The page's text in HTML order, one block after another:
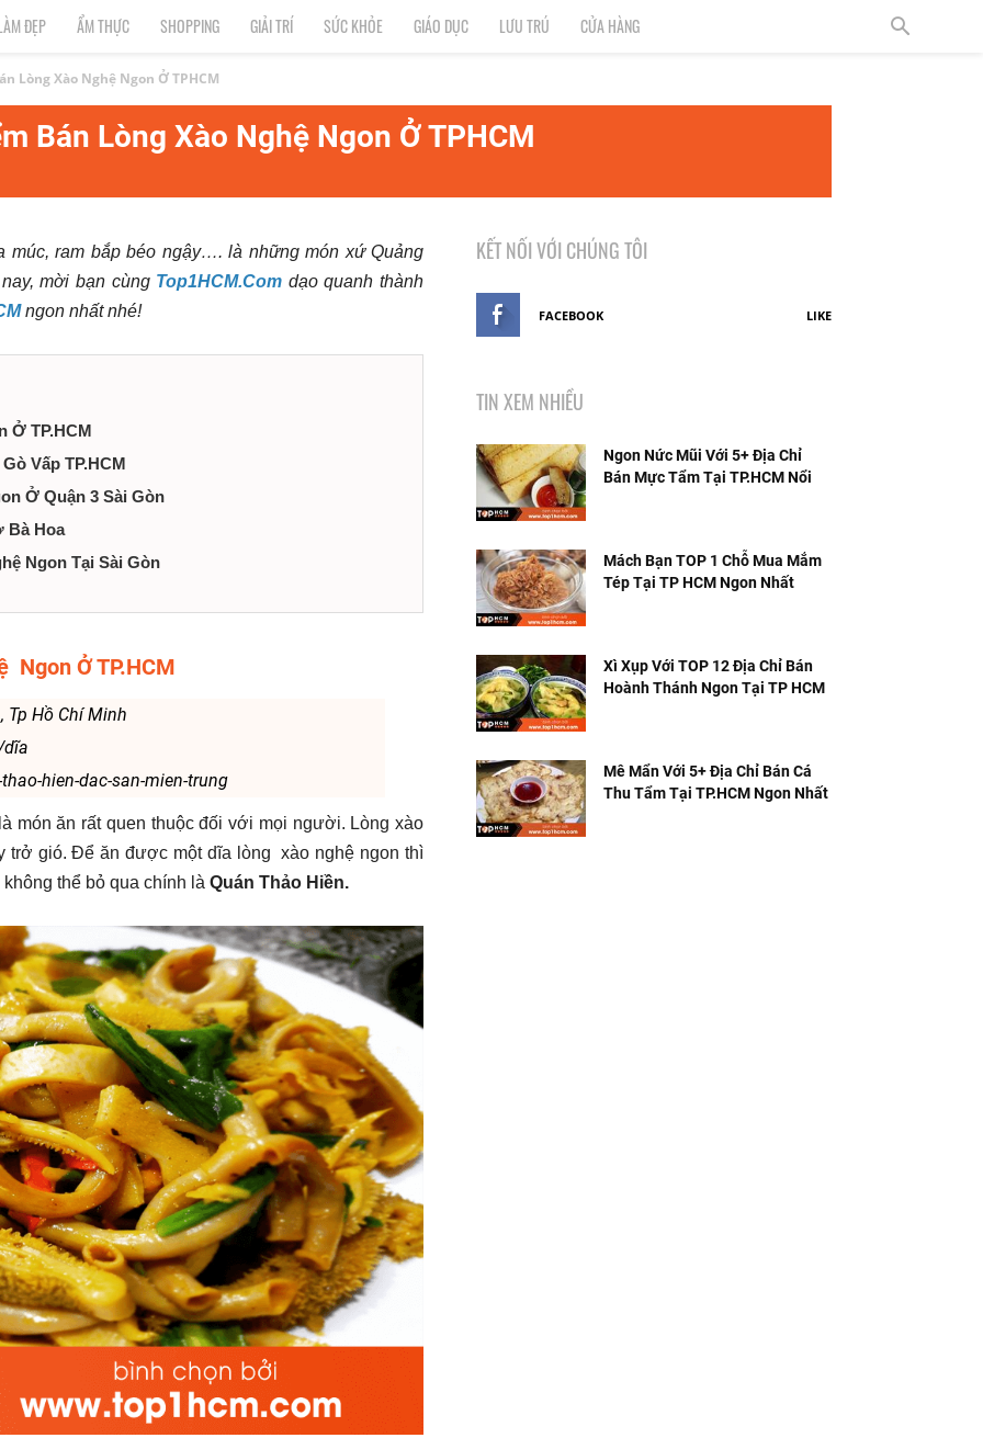
ĐẸP ẨM THỰC SHOPPING GIẢI TRÍ SỨC KHỎE GIÁO DỤC LƯU TRÚ CỬA HÀNG
Lòng Xào Nghệ Ngon Ở TPHCM
Bán Lòng Xào Nghệ Ngon Ở TPHCM
múc, ram bắp béo ngậy…. là những món xứ Quảng
mời bạn cùng Top1HCM.Com dạo quanh thành
ngon nhất nhé!
Ở TP.HCM
Vấp TP.HCM
Ở Quận 3 Sài Gòn
Bà Hoa
Ngon Tại Sài Gòn
Ngon Ở TP.HCM
Tp Hồ Chí Minh
dĩa
hien-dac-san-mien-trung
món ăn rất quen thuộc đối với mọi người. Lòng xào
trở gió. Để ăn được một dĩa lòng xào nghệ ngon thì
thể bỏ qua chính là Quán Thảo Hiền.
KẾT NỐI VỚI CHÚNG TÔI
FACEBOOK LIKE
TIN XEM NHIỀU
Ngon Nức Mũi Với 5+ Địa Chỉ
Bán Mực Tẩm Tại TP.HCM Nổi
Mách Bạn TOP 1 Chỗ Mua Mắm
Tép Tại TP HCM Ngon Nhất
Xì Xụp Với TOP 12 Địa Chỉ Bán
Hoành Thánh Ngon Tại TP HCM
Mê Mẩn Với 5+ Địa Chỉ Bán Cá
Thu Tẩm Tại TP.HCM Ngon Nhất